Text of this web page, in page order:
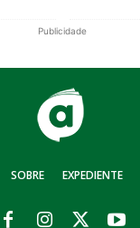
Publicidade
SOBRE EXPEDIENTE